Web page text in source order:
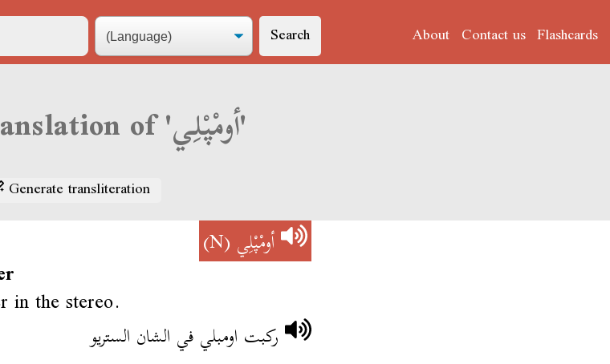
Search About Contact us Flashcards
Derja translation of 'أومْپْلِي'
Generate transliteration
أومْپْلِي(N)
in the stereo.
ركبت اومبلي في الشان الستريو